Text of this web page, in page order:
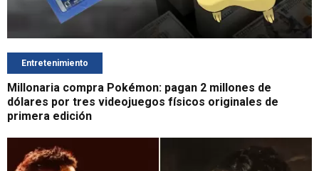
Entretenimiento
Millonaria compra Pokémon: pagan 2 millones de
dólares por tres videojuegos físicos originales de
primera edición